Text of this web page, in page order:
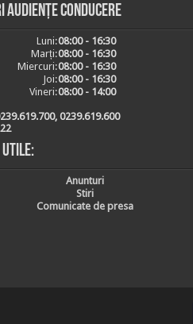
audiențe conducere
Luni:08:00 - 16:30
Marți:08:00 - 16:30
Miercuri:08:00 - 16:30
Joi:08:00 - 16:30
Vineri:08:00 - 14:00
0239.619.600
utile:
Anunturi
Stiri
Comunicate de presa